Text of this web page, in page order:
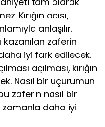
Kırığın acısı,
anlaşılır.
kazanılan zaferin
iyi fark edilecek.
açılması, kırığın
Nasıl bir uçurumun
zaferin nasıl bir
zamanla daha iyi